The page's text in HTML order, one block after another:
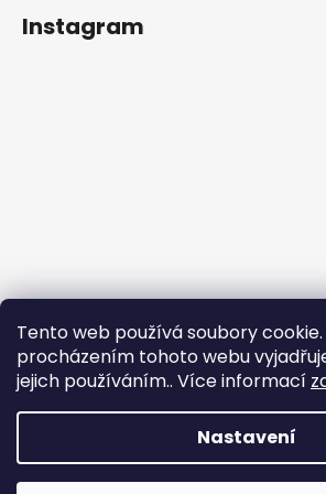
Tento web používá soubory
procházením tohoto webu
jejich používáním.. Více informací
Nastavení
Instagram